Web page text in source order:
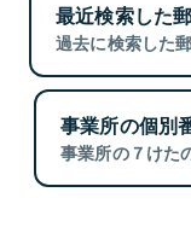
最近検索した
過去に検索した
事業所の個別
事業所の７けた